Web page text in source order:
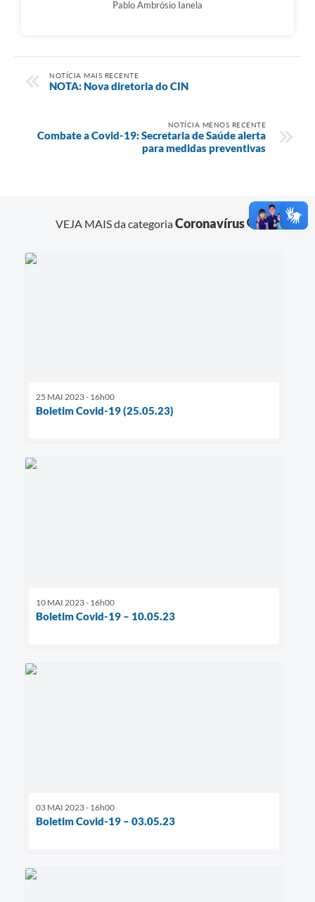
Pablo Ambrósio Ianela
NOTÍCIA MAIS RECENTE
NOTA: Nova diretoria do CIN
NOTÍCIA MENOS RECENTE
Combate a Covid-19: Secretaria de Saúde alerta
para medidas preventivas
VEJA MAIS da categoriaCoronavírus
25 MAI 2023 - 16h00
Boletim Covid-19 (25.05.23)
10 MAI 2023 - 16h00
Boletim Covid-19 – 10.05.23
03 MAI 2023 - 16h00
Boletim Covid-19 – 03.05.23